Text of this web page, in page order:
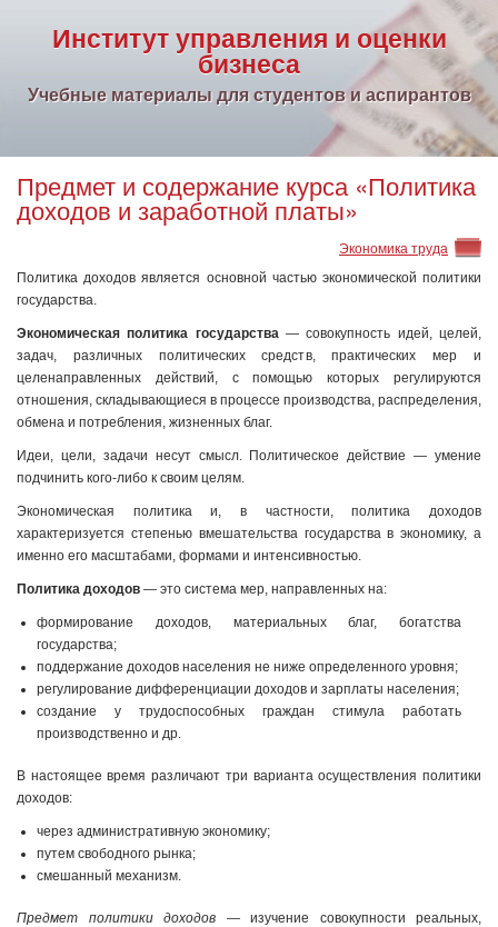
Институт управления и оценки
бизнеса
Учебные материалы для студентов и аспирантов
Предмет и содержание курса «Политика
доходов и заработной платы»
Экономика труда
Политика доходов является основной частью экономической политики
государства.
Экономическая политика государства— совокупность идей, целей,
задач, различных политических средств, практических мер и
целенаправленных действий, с помощью которых регулируются
отношения, складывающиеся в процессе производства, распределения,
обмена и потребления, жизненных благ.
Идеи, цели, задачи несут смысл. Политическое действие — умение
подчинить кого-либо к своим целям.
Экономическая политика и, в частности, политика доходов
характеризуется степенью вмешательства государства в экономику, а
именно его масштабами, формами и интенсивностью.
Политика доходов — это система мер, направленных на:
формирование доходов, материальных благ, богатства
государства;
поддержание доходов населения не ниже определенного уровня;
регулирование дифференциации доходов и зарплаты населения;
создание у трудоспособных граждан стимула работать
производственно и др.
В настоящее время различают три варианта осуществления политики
доходов:
через административную экономику;
путем свободного рынка;
смешанный механизм.
Предмет политики доходов — изучение совокупности реальных,